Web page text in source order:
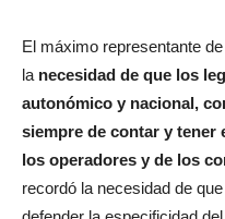
El máximo representante
la necesidad de que los
autonómico y nacional,
siempre de contar y tener
los operadores y de los
recordó la necesidad de